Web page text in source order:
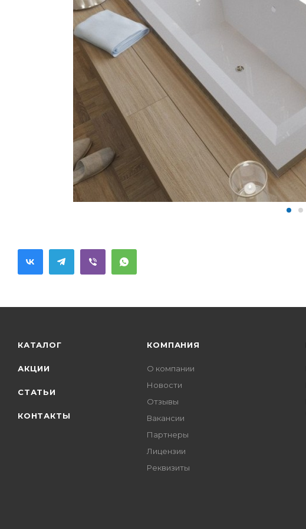
КАТАЛОГ
АКЦИИ
СТАТЬИ
КОНТАКТЫ
КОМПАНИЯ
О компании
Новости
Отзывы
Вакансии
Партнеры
Лицензии
Реквизиты